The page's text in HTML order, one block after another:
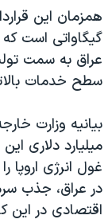
همزمان این
گیگاواتی است
عراق به سمت
سطح خدمات
میلیارد دلاری
غول انرژی
در عراق، جذب
اقتصادی در این